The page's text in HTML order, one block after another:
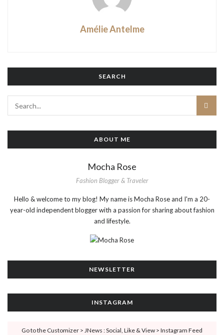
Amélie Antelme
SEARCH
ABOUT ME
Mocha Rose
Fashion Blogger & Traveler
Hello & welcome to my blog! My name is Mocha Rose and I'm a 20-
year-old independent blogger with a passion for sharing about fashion
and lifestyle.
NEWSLETTER
INSTAGRAM
Go to the Customizer > JNews : Social, Like & View > Instagram Feed